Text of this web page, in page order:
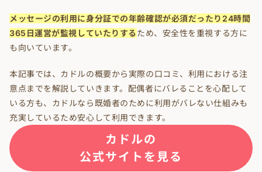
メッセージの利用に身分証での年齢確認が必須だったり24時間
365日運営が監視していたりするため、安全性を重視する方に
も向いています。
本記事では、カドルの概要から実際の口コミ、利用における注
意点までを解説していきます。配偶者にバレることを心配して
いる方も、カドルなら既婚者のために利用がバレない仕組みも
充実しているため安心して利用できます。
カドルの
公式サイトを見る